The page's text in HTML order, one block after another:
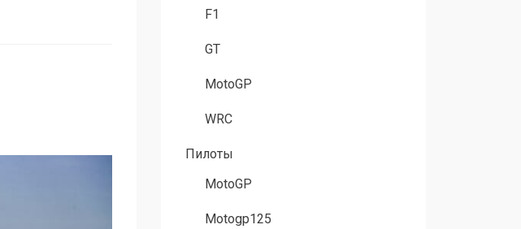
F1
GT
MotoGP
WRC
Пилоты
MotoGP
Motogp125